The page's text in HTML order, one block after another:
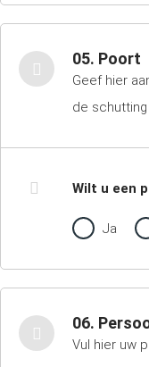
05. Poort
Geef hier
de
Wilt u een
Ja
06.
Vul hier uw